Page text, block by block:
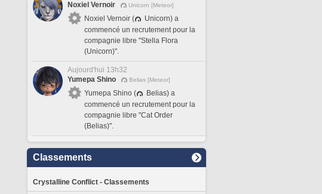
Noxiel Vernoir
Unicorn [Meteor]
Noxiel Vernoir (
Unicorn) a
commencé un recrutement pour la
compagnie libre "Stella Flora
(Unicorn)".
Aujourd'hui 13h32
Yumepa Shino
Belias [Meteor]
Yumepa Shino (
Belias) a
commencé un recrutement pour la
compagnie libre "Cat Order
(Belias)".
Classements
Crystalline Conflict - Classements